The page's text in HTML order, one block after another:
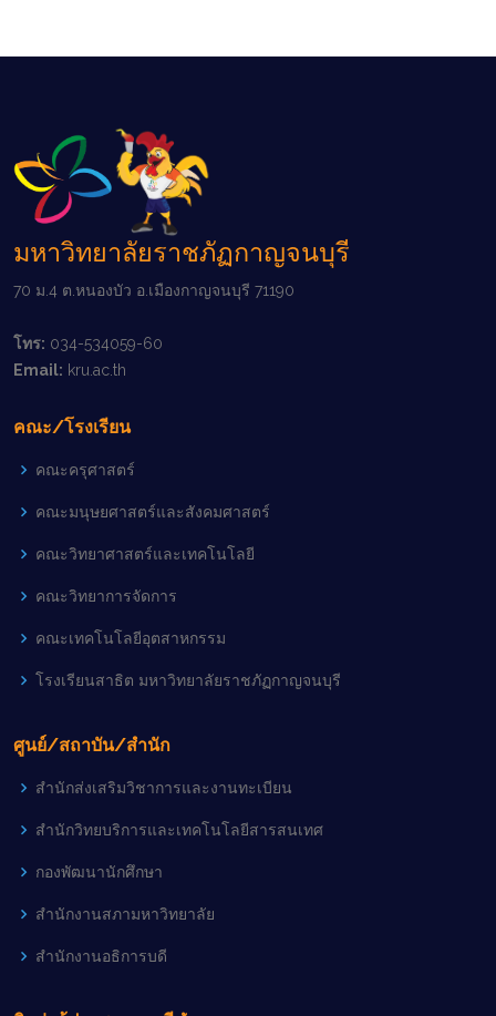
มหาวิทยาลัยราชภัฏกาญจนบุรี
70 ม.4 ต.หนองบัว อ.เมืองกาญจนบุรี 71190
โทร: 034-534059-60
Email: kru.ac.th
คณะ/โรงเรียน
คณะครุศาสตร์
คณะมนุษยศาสตร์และสังคมศาสตร์
คณะวิทยาศาสตร์และเทคโนโลยี
คณะวิทยาการจัดการ
คณะเทคโนโลยีอุตสาหกรรม
โรงเรียนสาธิต มหาวิทยาลัยราชภัฏกาญจนบุรี
ศูนย์/สถาบัน/สำนัก
สำนักส่งเสริมวิชาการและงานทะเบียน
สำนักวิทยบริการและเทคโนโลยีสารสนเทศ
กองพัฒนานักศึกษา
สำนักงานสภามหาวิทยาลัย
สำนักงานอธิการบดี